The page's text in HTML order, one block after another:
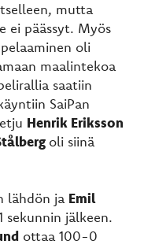
mutta
ei päässyt. Myös
oli
maalintekoa
saatiin
SaiPan
Henrik Eriksson
oli siinä
lähdön ja Emil
sekunnin jälkeen.
ottaa 100-0